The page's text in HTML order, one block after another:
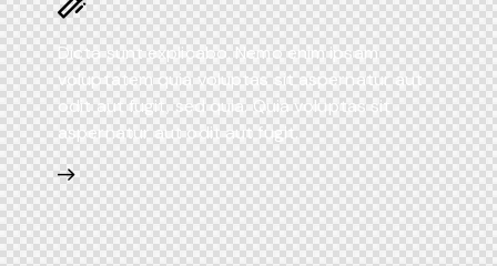
Dicta sunt explicabo. Nemo enim ipsam
voluptatem quia voluptas sit aspernatur aut
odit aut fugit, sed quia. Quia voluptas sit
aspernatur aut odit aut fugit.